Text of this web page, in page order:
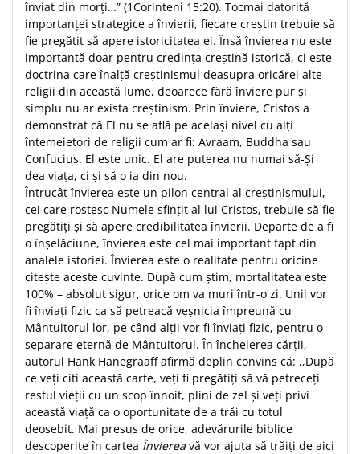
înviat din morţi…” (1Corinteni 15:20). Tocmai datorită
importanţei strategice a învierii, fiecare creştin trebuie să
fie pregătit să apere istoricitatea ei. Însă învierea nu este
importantă doar pentru credinţa creştină istorică, ci este
doctrina care înalţă creştinismul deasupra oricărei alte
religii din această lume, deoarece fără înviere pur şi
simplu nu ar exista creştinism. Prin înviere, Cristos a
demonstrat că El nu se află pe acelaşi nivel cu alţi
întemeietori de religii cum ar fi: Avraam, Buddha sau
Confucius. El este unic. El are puterea nu numai să-Şi
dea viaţa, ci şi să o ia din nou.
Întrucât învierea este un pilon central al creştinismului,
cei care rostesc Numele sfinţit al lui Cristos, trebuie să fie
pregătiţi şi să apere credibilitatea învierii. Departe de a fi
o înşelăciune, învierea este cel mai important fapt din
analele istoriei. Învierea este o realitate pentru oricine
citeşte aceste cuvinte. După cum ştim, mortalitatea este
100% – absolut sigur, orice om va muri într-o zi. Unii vor
fi înviaţi fizic ca să petreacă veşnicia împreună cu
Mântuitorul lor, pe când alţii vor fi înviaţi fizic, pentru o
separare eternă de Mântuitorul. În încheierea cărţii,
autorul Hank Hanegraaff afirmă deplin convins că: ,,După
ce veţi citi această carte, veţi fi pregătiţi să vă petreceţi
restul vieţii cu un scop înnoit, plini de zel şi veţi privi
această viaţă ca o oportunitate de a trăi cu totul
deosebit. Mai presus de orice, adevărurile biblice
descoperite în cartea Învierea vă vor ajuta să trăiţi de aici